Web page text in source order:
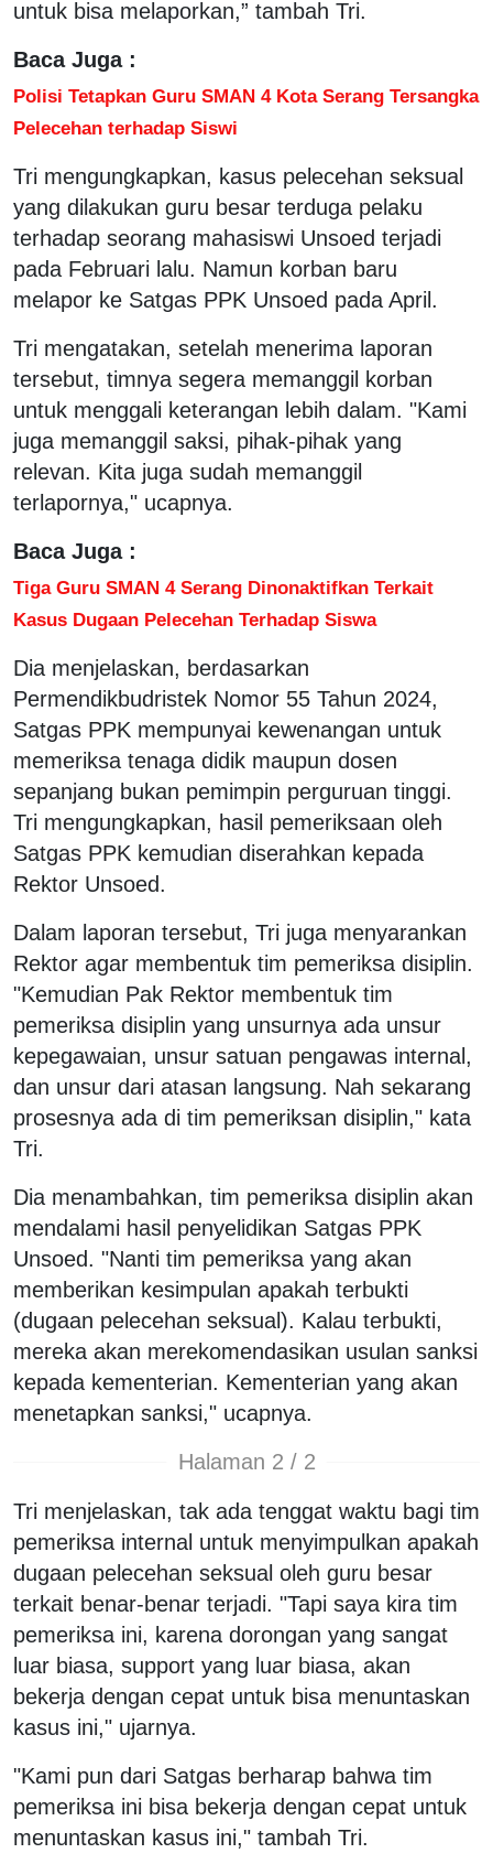
untuk bisa melaporkan,” tambah Tri.
Baca Juga :
Polisi Tetapkan Guru SMAN 4 Kota Serang Tersangka
Pelecehan terhadap Siswi
Tri mengungkapkan, kasus pelecehan seksual
yang dilakukan guru besar terduga pelaku
terhadap seorang mahasiswi Unsoed terjadi
pada Februari lalu. Namun korban baru
melapor ke Satgas PPK Unsoed pada April.
Tri mengatakan, setelah menerima laporan
tersebut, timnya segera memanggil korban
untuk menggali keterangan lebih dalam. "Kami
juga memanggil saksi, pihak-pihak yang
relevan. Kita juga sudah memanggil
terlapornya," ucapnya.
Baca Juga :
Tiga Guru SMAN 4 Serang Dinonaktifkan Terkait
Kasus Dugaan Pelecehan Terhadap Siswa
Dia menjelaskan, berdasarkan
Permendikbudristek Nomor 55 Tahun 2024,
Satgas PPK mempunyai kewenangan untuk
memeriksa tenaga didik maupun dosen
sepanjang bukan pemimpin perguruan tinggi.
Tri mengungkapkan, hasil pemeriksaan oleh
Satgas PPK kemudian diserahkan kepada
Rektor Unsoed.
Dalam laporan tersebut, Tri juga menyarankan
Rektor agar membentuk tim pemeriksa disiplin.
"Kemudian Pak Rektor membentuk tim
pemeriksa disiplin yang unsurnya ada unsur
kepegawaian, unsur satuan pengawas internal,
dan unsur dari atasan langsung. Nah sekarang
prosesnya ada di tim pemeriksan disiplin," kata
Tri.
Dia menambahkan, tim pemeriksa disiplin akan
mendalami hasil penyelidikan Satgas PPK
Unsoed. "Nanti tim pemeriksa yang akan
memberikan kesimpulan apakah terbukti
(dugaan pelecehan seksual). Kalau terbukti,
mereka akan merekomendasikan usulan sanksi
kepada kementerian. Kementerian yang akan
menetapkan sanksi," ucapnya.
Halaman 2 / 2
Tri menjelaskan, tak ada tenggat waktu bagi tim
pemeriksa internal untuk menyimpulkan apakah
dugaan pelecehan seksual oleh guru besar
terkait benar-benar terjadi. "Tapi saya kira tim
pemeriksa ini, karena dorongan yang sangat
luar biasa, support yang luar biasa, akan
bekerja dengan cepat untuk bisa menuntaskan
kasus ini," ujarnya.
"Kami pun dari Satgas berharap bahwa tim
pemeriksa ini bisa bekerja dengan cepat untuk
menuntaskan kasus ini," tambah Tri.